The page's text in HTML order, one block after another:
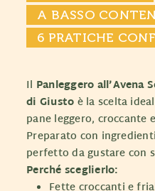
A BASSO
6 PRATICHE
Il Panleggero all’Avena
di Giusto è la scelta
pane leggero, croccante
Preparato con
perfetto da gustare con
Perché sceglierlo: